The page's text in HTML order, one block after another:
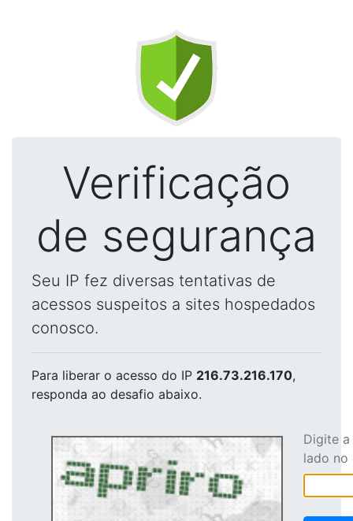
Verificação
de segurança
Seu IP fez diversas tentativas de
acessos suspeitos a sites hospedados
conosco.
Para liberar o acesso do IP 216.73.216.170,
responda ao desafio abaixo.
Digite
lado no